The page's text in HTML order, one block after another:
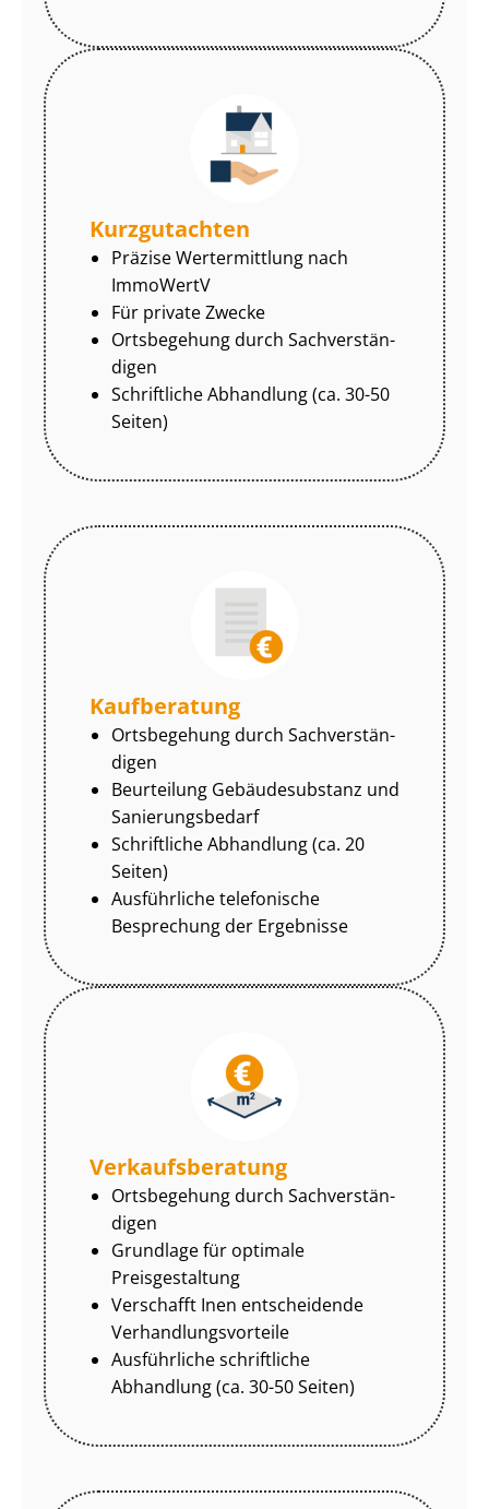
Kurzgutachten
Präzise Wertermittlung nach
ImmoWertV
Für private Zwecke
Ortsbegehung durch Sach­ver­stän­
di­gen
Schriftliche Abhandlung (ca. 30-50
Seiten)
Kaufberatung
Ortsbegehung durch Sach­ver­stän­
di­gen
Beurteilung Gebäudesubstanz und
Sa­nie­rungs­be­darf
Schriftliche Abhandlung (ca. 20
Seiten)
Ausführliche telefonische
Besprechung der Ergebnisse
Ver­kaufs­be­ra­tung
Ortsbegehung durch Sach­ver­stän­
di­gen
Grundlage für optimale
Preisgestaltung
Verschafft Inen entscheidende
Ver­hand­lungs­vor­tei­le
Ausführliche schriftliche
Abhandlung (ca. 30-50 Seiten)